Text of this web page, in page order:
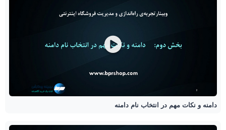
دامنه و نکات مهم در انتخاب نام دامنه